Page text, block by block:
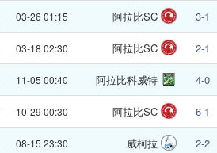
03-26 01:15 阿拉比SC 3-1
03-18 02:30 阿拉比SC 2-1
11-05 00:40 阿拉比科威特 4-0
10-29 00:30 阿拉比SC 6-1
08-15 23:30 威柯拉 2-2